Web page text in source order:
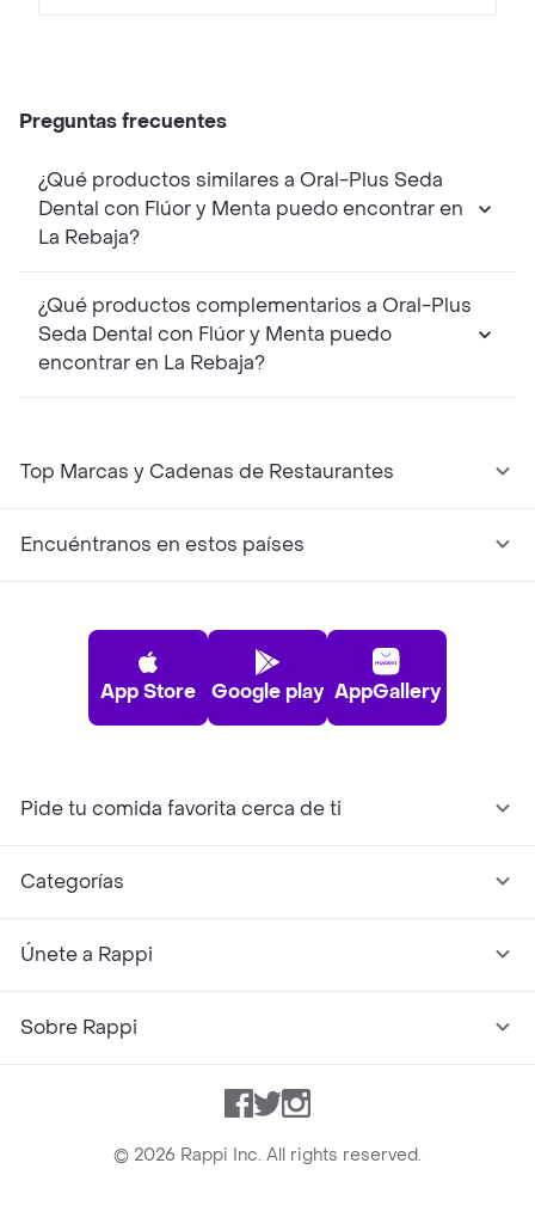
Preguntas frecuentes
¿Qué productos similares a Oral-Plus Seda
Dental con Flúor y Menta puedo encontrar en
La Rebaja?
¿Qué productos complementarios a Oral-Plus
Seda Dental con Flúor y Menta puedo
encontrar en La Rebaja?
Top Marcas y Cadenas de Restaurantes
Encuéntranos en estos países
App Store Google play AppGallery
Pide tu comida favorita cerca de ti
Categorías
Únete a Rappi
Sobre Rappi
Facebook
TwitterInstagram
© 2026 Rappi Inc. All rights reserved.